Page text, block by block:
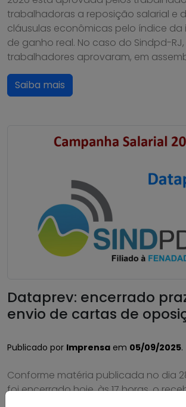
trabalhadoras a reposição salarial e
cláusulas econômicas pelo índice da
de ganho real. No caso do Sindpd-RJ,
trabalhadores aprovaram, em
Saiba mais
Dataprev: encerrado
envio de cartas de
Publicado por Imprensa em 05/09/2025.
Conforme matéria publicada no dia
foi encerrado hoje, às 17 horas, o
cartas de oposição à contribuição